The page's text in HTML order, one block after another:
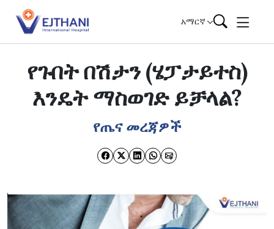
Skip to content
አማርኛ
የጉበት በሽታን (ሄፓታይተስ)
እንዴት ማስወገድ ይቻላል?
የጤና መረጃዎች